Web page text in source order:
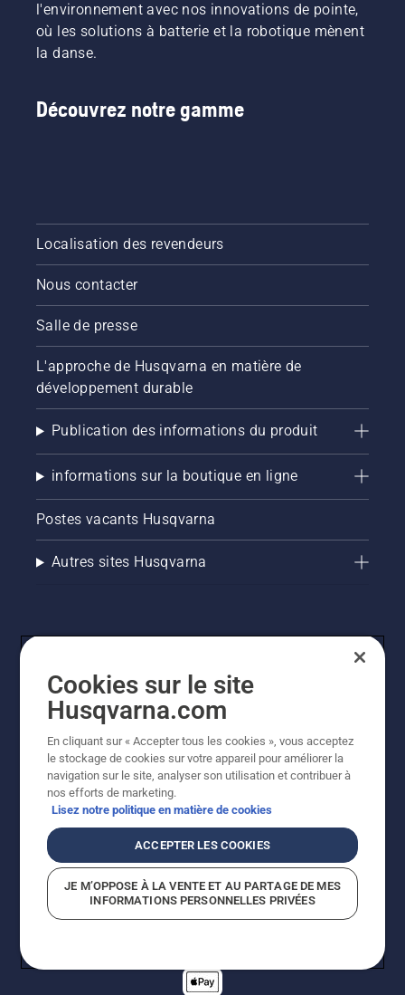
l'environnement avec nos innovations de pointe,
où les solutions à batterie et la robotique mènent
la danse.
Découvrez notre gamme
Localisation des revendeurs
Nous contacter
Salle de presse
L'approche de Husqvarna en matière de
développement durable
Publication des informations du produit
informations sur la boutique en ligne
Postes vacants Husqvarna
Autres sites Husqvarna
© Husqvarna AB (publ). Tous droits réservés. Les prix
indiqués sont des prix de vente conseillés. Tous les prix
indiqués sont des prix de vente recommandés (TVA
incluse), sauf si le produit est disponible pour un achat
direct.
Politique relative aux cookiesConditions d'utilisation
Cookies sur le site
Husqvarna.com
En cliquant sur « Accepter tous les cookies », vous acceptez
le stockage de cookies sur votre appareil pour améliorer la
navigation sur le site, analyser son utilisation et contribuer à
nos efforts de marketing.
Lisez notre politique en matière de cookies
ACCEPTER LES COOKIES
JE M’OPPOSE À LA VENTE ET AU PARTAGE DE MES
INFORMATIONS PERSONNELLES PRIVÉES